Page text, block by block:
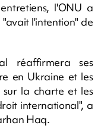
l'ONU a
l'intention" de
réaffirmera ses
en Ukraine et les
sur la charte et les
international", a
Haq.